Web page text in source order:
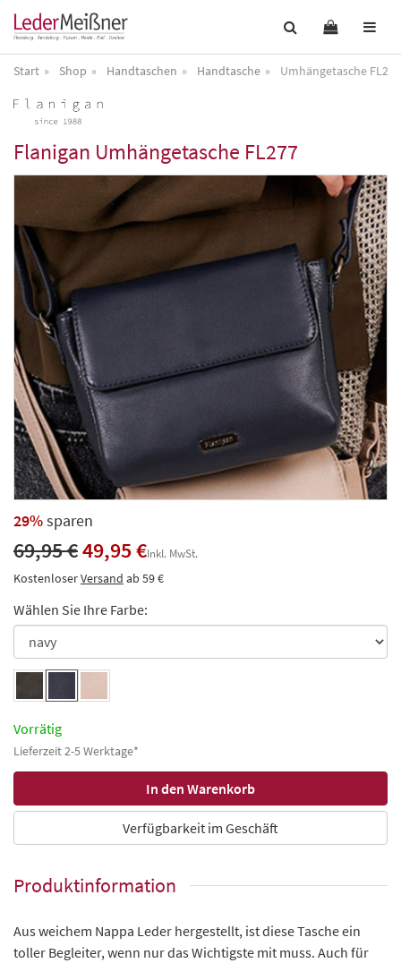
Start Shop Handtaschen Handtasche Umhängetasche FL277
Flanigan Umhängetasche FL277
29%sparen
69,95 €49,95 €Inkl. MwSt.
KostenloserVersand ab 59 €
Wählen Sie Ihre Farbe:
Vorrätig
Lieferzeit 2-5 Werktage*
Verfügbarkeit im Geschäft
Produktinformation
Aus weichem Nappa Leder hergestellt, ist diese Tasche ein
toller Begleiter, wenn nur das Wichtigste mit muss. Auch für